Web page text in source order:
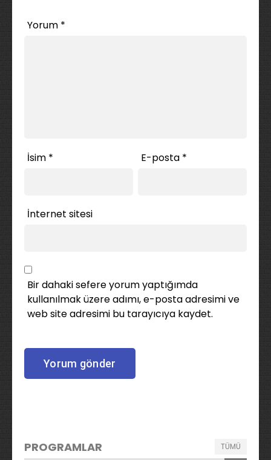
Yorum *
İsim * E-posta *
İnternet sitesi
Bir dahaki sefere yorum yaptığımda
kullanılmak üzere adımı, e-posta adresimi ve
web site adresimi bu tarayıcıya kaydet.
PROGRAMLAR TÜMÜ